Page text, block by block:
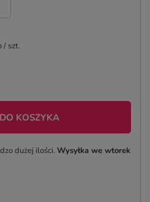
/ szt.
KOSZYKA
dużej ilości Wysyłka we wtorek